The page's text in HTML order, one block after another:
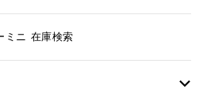
ミニ 在庫検索